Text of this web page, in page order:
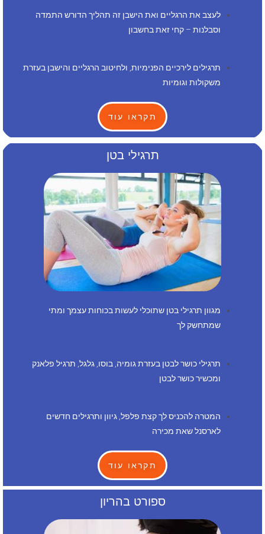
לעצב את הרגליים ואת הישבן זה תהליך הדורש התמדה
וסבלנות – קחי זאת בחשבון
תרגילים לירכיים הפנימיות, ולחיטוב הרגליים והישבן בעזרת
משקולות וגומיות
תקראו עוד
תרגילי בטן
מגוון תרגילי בטן שתוכלי לעשות בכוחות עצמך ומתי
שמתחשק לך
תרגילי כושר לבטן בעזרת גומיה, בוסו, גלגל, תרגיל פלאנק
ומכשיר כושר לבטן
המטרה להכניס לך קצת פלפל, גיוון ותרגילים חדשים
לארסנל שאת מכירה
תקראו עוד
ספורט בהריון